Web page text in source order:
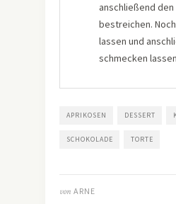
anschließend
bestreichen.
lassen und
schmecken
APRIKOSEN DESSERT
SCHOKOLADE TORTE
von ARNE